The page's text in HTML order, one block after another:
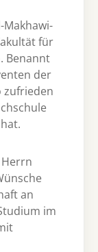
für
Benannt
der
zufrieden
an
im